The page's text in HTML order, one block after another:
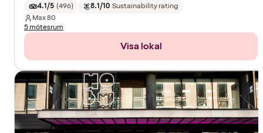
4.1/5 (496) 8.1/10 Sustainability rating
Max80
5 mötesrum
Visa lokal